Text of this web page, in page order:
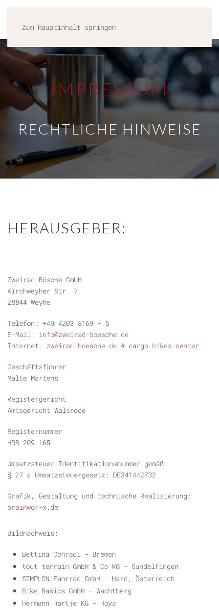
Zum Hauptinhalt springen
IMPRESSUM
RECHTLICHE HINWEISE
HERAUSGEBER:
Zweirad Bösche GmbH
Kirchweyher Str. 7
28844 Weyhe
Telefon: +49 4203 8169 - 5
E-Mail: info@zweirad-boesche.de
Internet: zweirad-boesche.de # cargo-bikes.center
Geschäftsführer
Malte Martens
Registergericht
Amtsgericht Walsrode
Registernummer
HRB 209 165
Umsatzsteuer-Identifikationsnummer gemäß
§ 27 a Umsatzsteuergesetz: DE341442732
Grafik, Gestaltung und technische Realisierung:
brainwor-x.de
Bildnachweis:
Bettina Conradi - Bremen
tout terrain GmbH & Co KG - Gundelfingen
SIMPLON Fahrrad GmbH - Hard, Österreich
Bike Basics GmbH - Wachtberg
Hermann Hartje KG - Hoya